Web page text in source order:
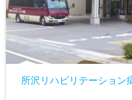
所沢リハビリテーション